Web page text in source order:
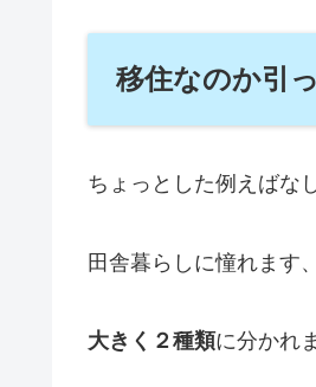
移住なのか引
ちょっとした例えばな
田舎暮らしに憧れます
大きく２種類に分かれ